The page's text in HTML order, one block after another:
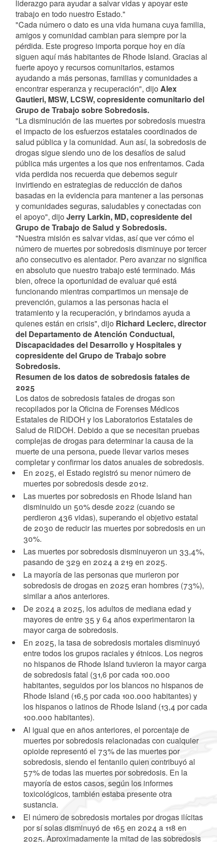
liderazgo para ayudar a salvar vidas y apoyar este
trabajo en todo nuestro Estado."
"Cada número o dato es una vida humana cuya familia,
amigos y comunidad cambian para siempre por la
pérdida. Este progreso importa porque hoy en día
siguen aquí más habitantes de Rhode Island. Gracias al
fuerte apoyo y recursos comunitarios, estamos
ayudando a más personas, familias y comunidades a
encontrar esperanza y recuperación", dijo Alex
Gautieri, MSW, LCSW, copresidente comunitario del
Grupo de Trabajo sobre Sobredosis.
"La disminución de las muertes por sobredosis muestra
el impacto de los esfuerzos estatales coordinados de
salud pública y la comunidad. Aun así, la sobredosis de
drogas sigue siendo uno de los desafíos de salud
pública más urgentes a los que nos enfrentamos. Cada
vida perdida nos recuerda que debemos seguir
invirtiendo en estrategias de reducción de daños
basadas en la evidencia para mantener a las personas
y comunidades seguras, saludables y conectadas con
el apoyo", dijo Jerry Larkin, MD, copresidente del
Grupo de Trabajo de Salud y Sobredosis.
"Nuestra misión es salvar vidas, así que ver cómo el
número de muertes por sobredosis disminuye por tercer
año consecutivo es alentador. Pero avanzar no significa
en absoluto que nuestro trabajo esté terminado. Más
bien, ofrece la oportunidad de evaluar qué está
funcionando mientras compartimos un mensaje de
prevención, guiamos a las personas hacia el
tratamiento y la recuperación, y brindamos ayuda a
quienes están en crisis", dijo Richard Leclerc, director
del Departamento de Atención Conductual,
Discapacidades del Desarrollo y Hospitales y
copresidente del Grupo de Trabajo sobre
Sobredosis.
Resumen de los datos de sobredosis fatales de
2025
Los datos de sobredosis fatales de drogas son
recopilados por la Oficina de Forenses Médicos
Estatales de RIDOH y los Laboratorios Estatales de
Salud de RIDOH. Debido a que se necesitan pruebas
complejas de drogas para determinar la causa de la
muerte de una persona, puede llevar varios meses
completar y confirmar los datos anuales de sobredosis.
En 2025, el Estado registró su menor número de
muertes por sobredosis desde 2012.
Las muertes por sobredosis en Rhode Island han
disminuido un 50% desde 2022 (cuando se
perdieron 436 vidas), superando el objetivo estatal
de 2030 de reducir las muertes por sobredosis en un
30%.
Las muertes por sobredosis disminuyeron un 33,4%,
pasando de 329 en 2024 a 219 en 2025.
La mayoría de las personas que murieron por
sobredosis de drogas en 2025 eran hombres (73%),
similar a años anteriores.
De 2024 a 2025, los adultos de mediana edad y
mayores de entre 35 y 64 años experimentaron la
mayor carga de sobredosis.
En 2025, la tasa de sobredosis mortales disminuyó
entre todos los grupos raciales y étnicos. Los negros
no hispanos de Rhode Island tuvieron la mayor carga
de sobredosis fatal (31,6 por cada 100.000
habitantes, seguidos por los blancos no hispanos de
Rhode Island (16,5 por cada 100.000 habitantes) y
los hispanos o latinos de Rhode Island (13,4 por cada
100.000 habitantes).
Al igual que en años anteriores, el porcentaje de
muertes por sobredosis relacionadas con cualquier
opioide representó el 73% de las muertes por
sobredosis, siendo el fentanilo quien contribuyó al
57% de todas las muertes por sobredosis. En la
mayoría de estos casos, según los informes
toxicológicos, también estaba presente otra
sustancia.
El número de sobredosis mortales por drogas ilícitas
por sí solas disminuyó de 165 en 2024 a 118 en
2025. Aproximadamente la mitad de las sobredosis